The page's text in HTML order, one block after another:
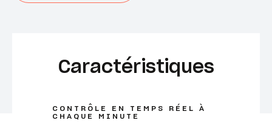
Caractéristiques
CONTRÔLE EN TEMPS RÉEL À
CHAQUE MINUTE